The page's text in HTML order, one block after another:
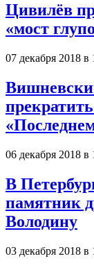
Цивилёв
«мост
07 декабря 2018 в
06 декабря 2018 в
В
памятник
Володину
03 декабря 2018 в